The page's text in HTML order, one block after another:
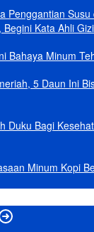
Penggantian
Begini Kata Ahli Gizi
Bahaya Minum
5 Daun Ini
Duku Bagi
Minum Kopi